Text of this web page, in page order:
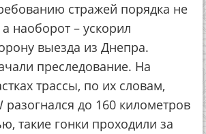
стражей порядка не
наоборот – ускорил
выезда из Днепра.
преследование. На
трассы, по их словам,
разогнался до 160 километров
такие гонки проходили за